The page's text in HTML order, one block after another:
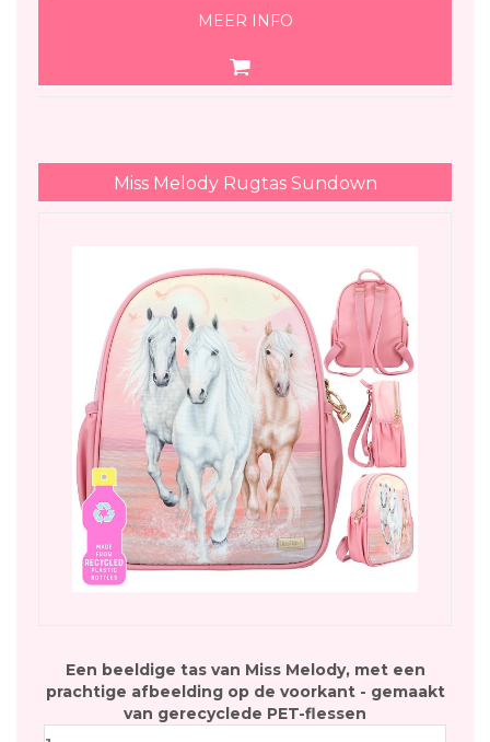
MEER INFO
Miss Melody Rugtas Sundown
Een beeldige tas van Miss Melody, met een
prachtige afbeelding op de voorkant - gemaakt
van gerecyclede PET-flessen